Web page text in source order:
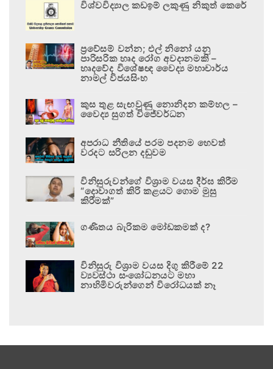
විශ්වවිද්‍යාල කඩඉම් ලකුණු නිකුත් කෙරේ
ප්‍රවේසම් වන්න; එල් නිනෝ යනු
පාරිසරික හෘද රෝග අවදානමකි –
හෘදවේද විශේෂඥ වෛද්‍ය මහාචාර්ය
නාමල් විජයසිංහ
කුස තුළ සැඟවුණු නොනිදන කම්හල –
වෛද්‍ය සුගත් විජේවර්ධන
අපරාධ නීතියේ පරම පදනම හෙවත්
වරදට සරිලන දඬුවම
විනිසුරුවන්ගේ විශ්‍රාම වයස දීර්ඝ කිරීම
“දොවාගත් කිරි කළයට ගොම මුසු
කිරීමක්”
ගණිතය බැරිකම මෝඩකමක් ද?
විනිසුරු විශ්‍රාම වයස දිගු කිරීමේ 22
ව්‍යවස්ථා සංශෝධනයට මහා
නාහිමිවරුන්ගෙන් විරෝධයක් නෑ